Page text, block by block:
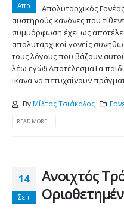
Απρ
Απολυταρχικός
αυστηρούς κανόνες που
συμμόρφωση έχει ως
απολυταρχικοί γονείς
τους λόγους που βάζουν
λέω εγώ!) ΑποτέλεσμαΤα
ικανά να πετυχαίνουν
By Μίλτος Τσιάκαλος
READ MORE...
14
Σεπ
Ανοιχτός